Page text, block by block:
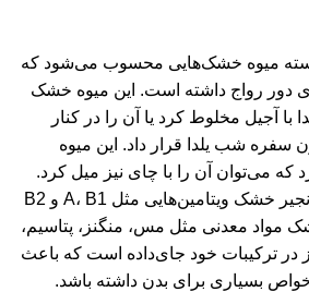
دسته میوه خشک‌هایی محسوب می‌شود که
دور رواج داشته است. این میوه خشک
با آجیل مخلوط کرد یا آن را در کنار
سفره شب یلدا قرار داد. این میوه
می‌توان آن را با چای نیز میل کرد.
از طرفی، در ترکیبات انجیر خشک ویتامین‌هایی مثل A، B1 و B2
مواد معدنی مثل مس، منگنز، پتاسیم،
در ترکیبات خود جای‌داده است که باعث
بسیاری برای بدن داشته باشد.